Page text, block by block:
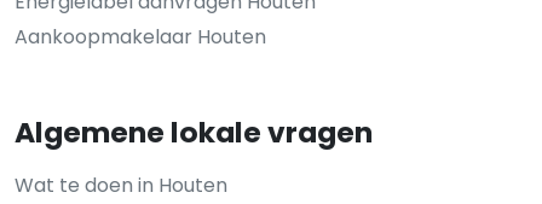
Aankoopmakelaar Houten
Algemene lokale vragen
Wat te doen in Houten